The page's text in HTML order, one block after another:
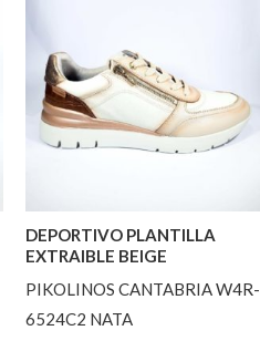
DEPORTIVO PLANTILLA
EXTRAIBLE BEIGE
PIKOLINOS CANTABRIA W4R-
6524C2 NATA